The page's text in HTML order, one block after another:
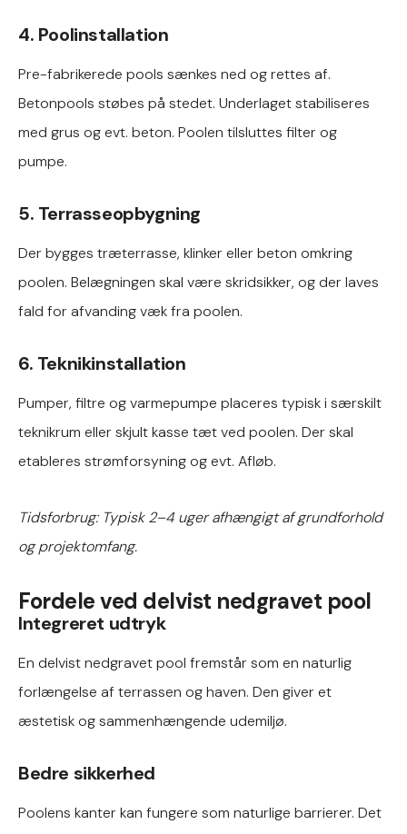
4. Poolinstallation
Pre-fabrikerede pools sænkes ned og rettes af.
Betonpools støbes på stedet. Underlaget stabiliseres
med grus og evt. beton. Poolen tilsluttes filter og
pumpe.
5. Terrasseopbygning
Der bygges træterrasse, klinker eller beton omkring
poolen. Belægningen skal være skridsikker, og der laves
fald for afvanding væk fra poolen.
6. Teknikinstallation
Pumper, filtre og varmepumpe placeres typisk i særskilt
teknikrum eller skjult kasse tæt ved poolen. Der skal
etableres strømforsyning og evt. Afløb.
Tidsforbrug: Typisk 2–4 uger afhængigt af grundforhold
og projektomfang.
Fordele ved delvist nedgravet pool
Integreret udtryk
En delvist nedgravet pool fremstår som en naturlig
forlængelse af terrassen og haven. Den giver et
æstetisk og sammenhængende udemiljø.
Bedre sikkerhed
Poolens kanter kan fungere som naturlige barrierer. Det